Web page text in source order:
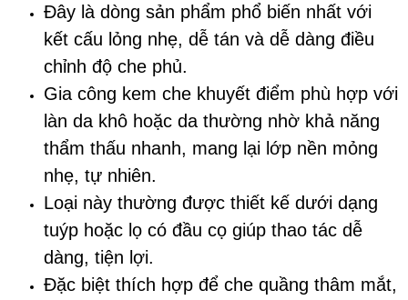
Đây là dòng sản phẩm phổ biến nhất với
kết cấu lỏng nhẹ, dễ tán và dễ dàng điều
chỉnh độ che phủ.
Gia công kem che khuyết điểm phù hợp với
làn da khô hoặc da thường nhờ khả năng
thẩm thấu nhanh, mang lại lớp nền mỏng
nhẹ, tự nhiên.
Loại này thường được thiết kế dưới dạng
tuýp hoặc lọ có đầu cọ giúp thao tác dễ
dàng, tiện lợi.
Đặc biệt thích hợp để che quầng thâm mắt,